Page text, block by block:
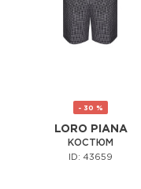
- 30 %
LORO PIANA
КОСТЮМ
ID: 43659